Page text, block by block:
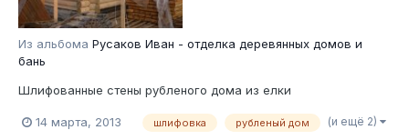
Из альбома Русаков Иван - отделка деревянных домов и
бань
Шлифованные стены рубленого дома из елки
14 марта, 2013 шлифовка рубленый дом (и ещё 2)